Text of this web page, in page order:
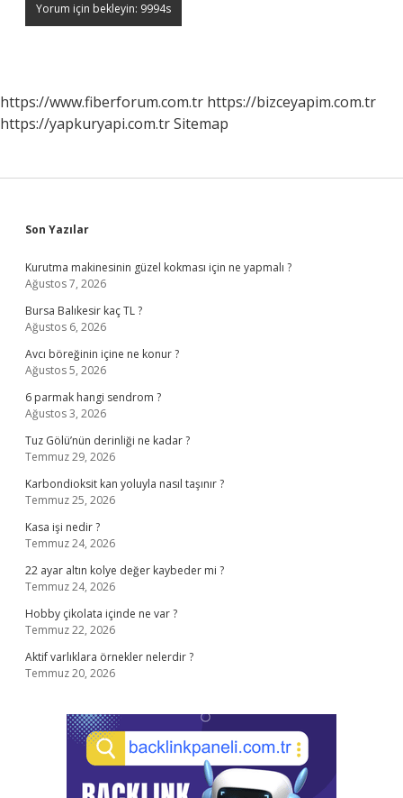
https://www.fiberforum.com.tr https://bizceyapim.com.tr
https://yapkuryapi.com.trSitemap
Sidebar
Son Yazılar
Kurutma makinesinin güzel kokması için ne yapmalı ?
Ağustos 7, 2026
Bursa Balıkesir kaç TL ?
Ağustos 6, 2026
Avcı böreğinin içine ne konur ?
Ağustos 5, 2026
6 parmak hangi sendrom ?
Ağustos 3, 2026
Tuz Gölü’nün derinliği ne kadar ?
Temmuz 29, 2026
Karbondioksit kan yoluyla nasıl taşınır ?
Temmuz 25, 2026
Kasa işi nedir ?
Temmuz 24, 2026
22 ayar altın kolye değer kaybeder mi ?
Temmuz 24, 2026
Hobby çikolata içinde ne var ?
Temmuz 22, 2026
Aktif varlıklara örnekler nelerdir ?
Temmuz 20, 2026